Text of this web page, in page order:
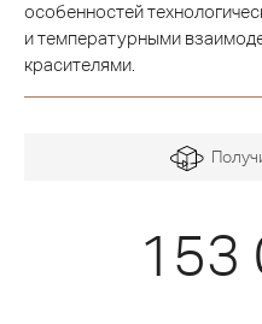
особенностей
и температурными
красителями.
153